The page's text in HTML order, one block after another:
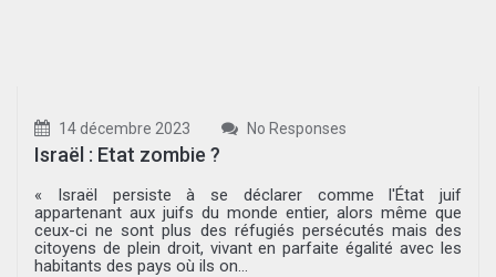
14 décembre 2023 No Responses
Israël : Etat zombie ?
« Israël persiste à se déclarer comme l'État juif
appartenant aux juifs du monde entier, alors même que
ceux-ci ne sont plus des réfugiés persécutés mais des
citoyens de plein droit, vivant en parfaite égalité avec les
habitants des pays où ils on...